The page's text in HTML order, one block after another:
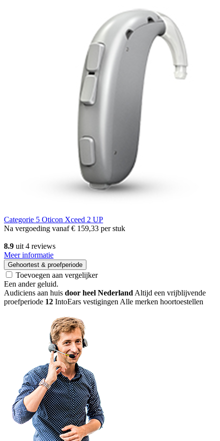
Categorie 5 Oticon Xceed 2 UP
Na vergoeding vanaf€ 159,33 per stuk
8.9 uit 4 reviews
Meer informatie
Gehoortest & proefperiode
Toevoegen aan vergelijker
Een ander geluid.
Audiciens aan huis door heel Nederland Altijd een vrijblijvende
proefperiode 12 IntoEars vestigingen Alle merken hoortoestellen